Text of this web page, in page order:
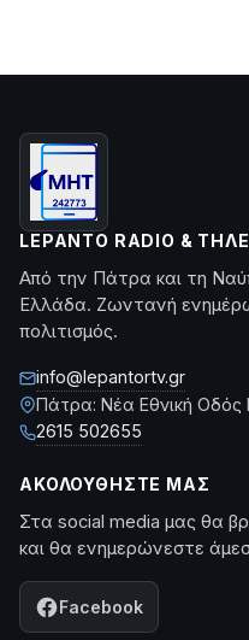
LEPANTO RADIO &
Από την Πάτρα και τη
Ελλάδα. Ζωντανή
πολιτισμός.
info@lepantortv.gr
Πάτρα: Νέα Εθνική
2615 502655
ΑΚΟΛΟΥΘΉΣΤΕ ΜΑΣ
Στα social media μας θα
και θα ενημερώνεστε
Facebook